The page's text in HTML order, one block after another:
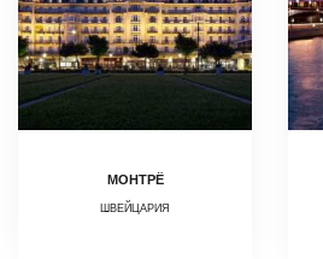
МОНТРЁ
ШВЕЙЦАРИЯ